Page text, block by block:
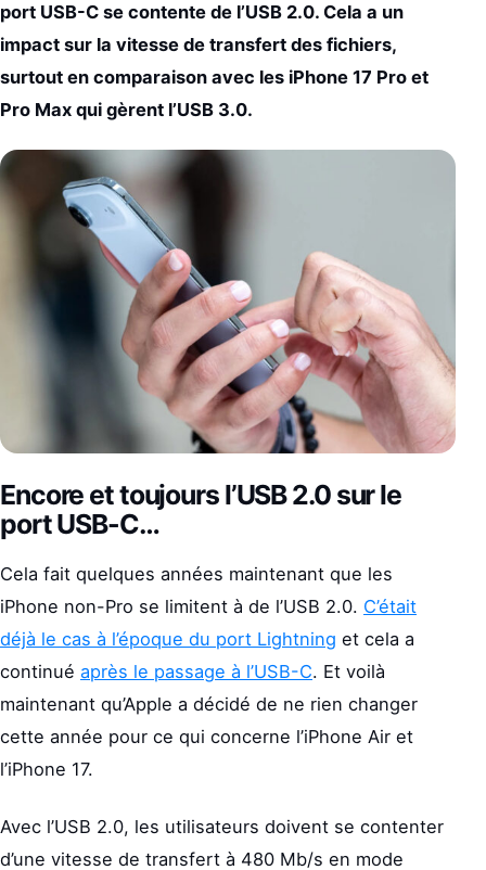
port USB-C se contente de l’USB 2.0. Cela a un
impact sur la vitesse de transfert des fichiers,
surtout en comparaison avec les iPhone 17 Pro et
Pro Max qui gèrent l’USB 3.0.
Encore et toujours l’USB 2.0 sur le
port USB-C…
Cela fait quelques années maintenant que les
iPhone non-Pro se limitent à de l’USB 2.0. C’était
déjà le cas à l’époque du port Lightning et cela a
continué après le passage à l’USB-C. Et voilà
maintenant qu’Apple a décidé de ne rien changer
cette année pour ce qui concerne l’iPhone Air et
l’iPhone 17.
Avec l’USB 2.0, les utilisateurs doivent se contenter
d’une vitesse de transfert à 480 Mb/s en mode